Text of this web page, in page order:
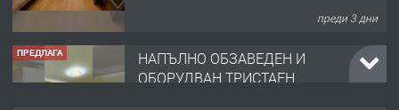
АПАРТАМЕНТ В ЦЕНТЪРА НА ГР.
преди 4 дни